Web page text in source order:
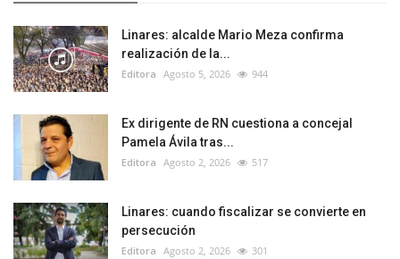
Linares: alcalde Mario Meza confirma
realización de la...
Editora Agosto 5, 2026 944
Ex dirigente de RN cuestiona a concejal
Pamela Ávila tras...
Editora Agosto 2, 2026 517
Linares: cuando fiscalizar se convierte en
persecución
Editora Agosto 2, 2026 301